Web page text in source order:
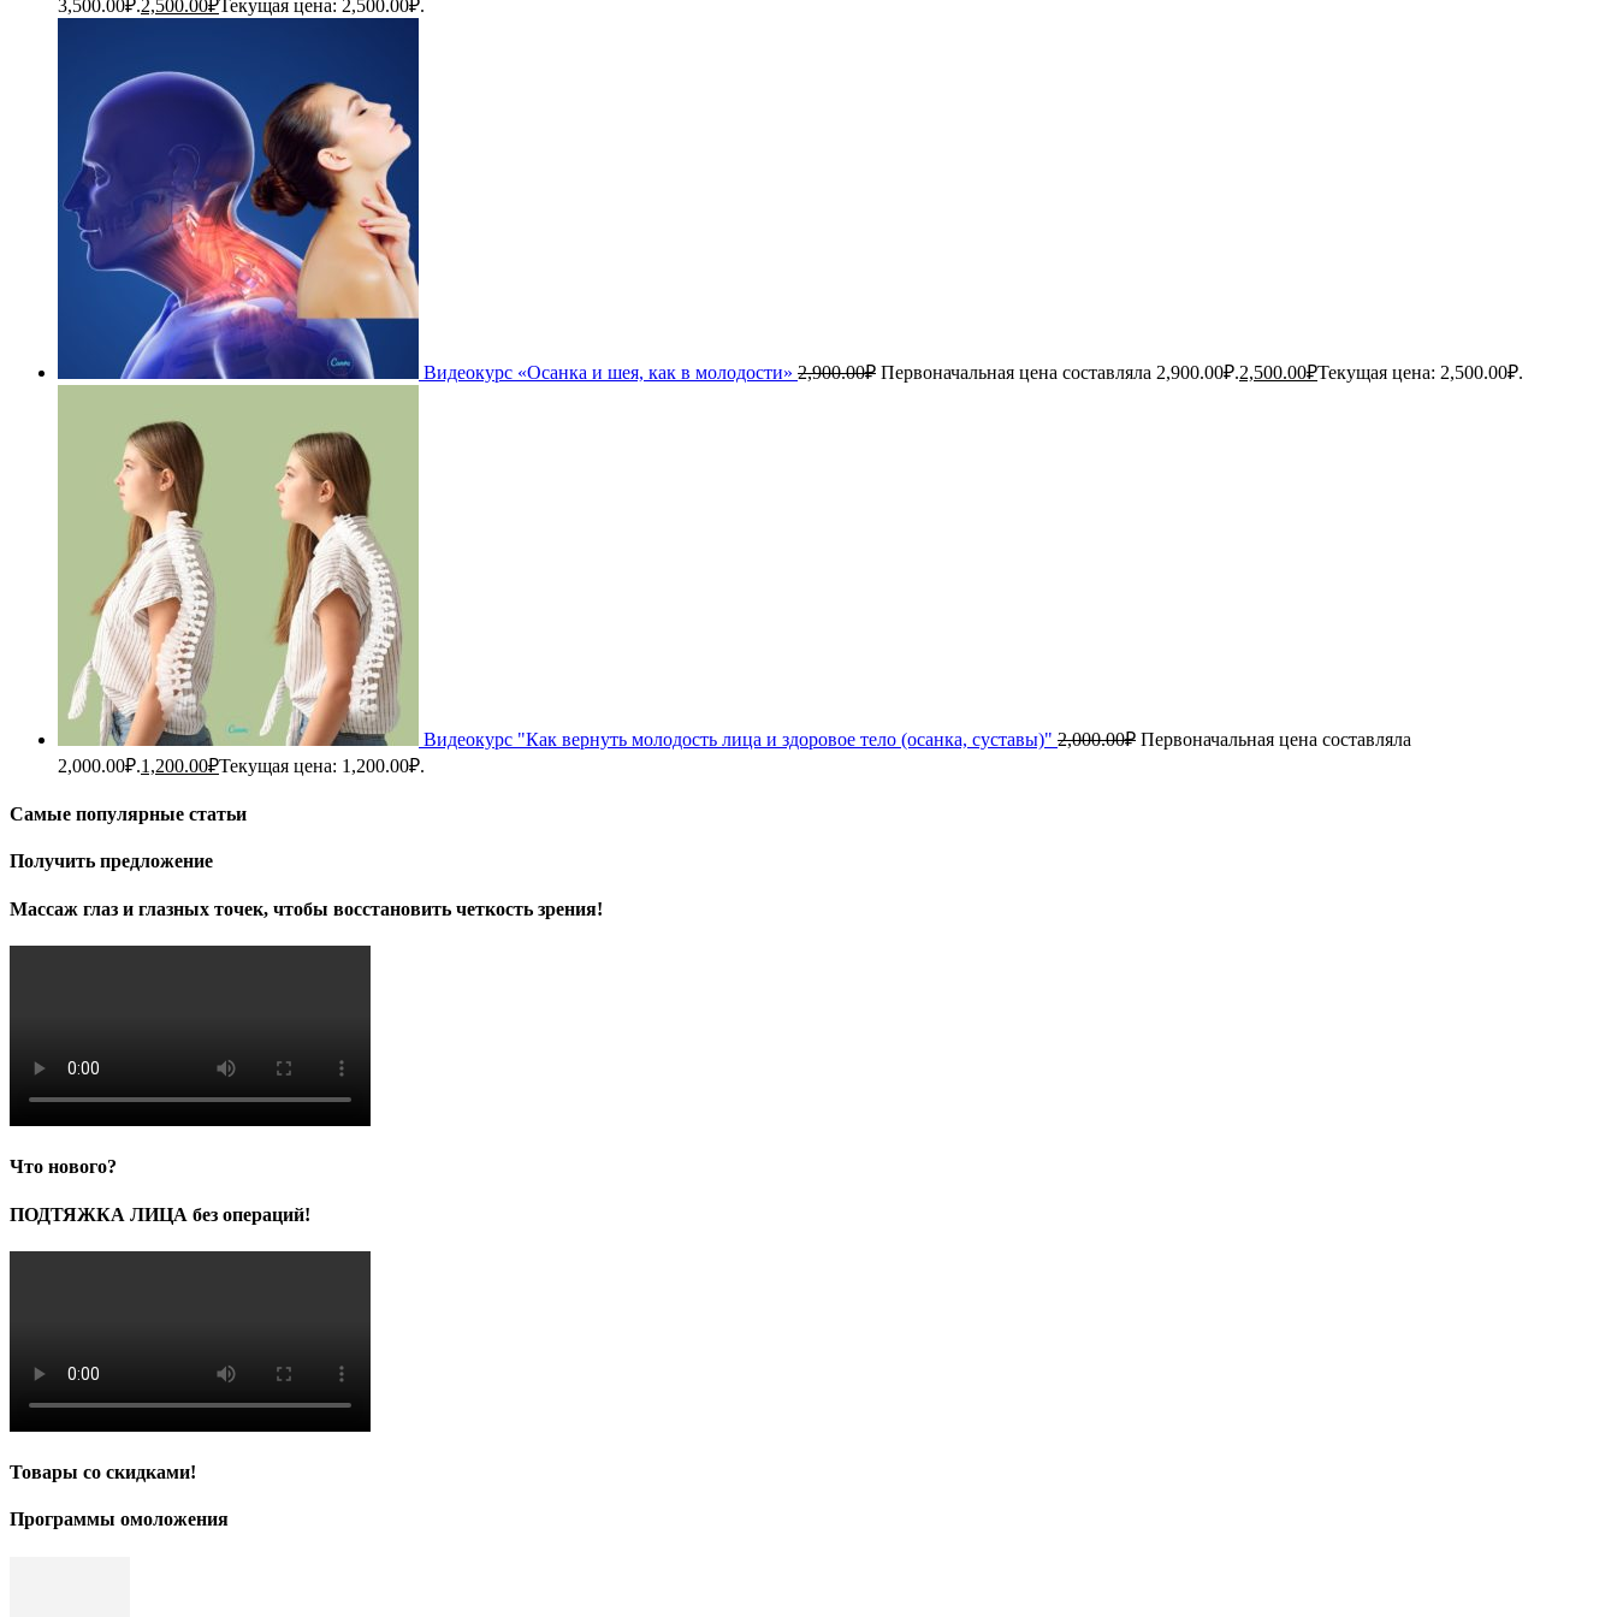
3,500.00₽.2,500.00₽Текущая цена: 2,500.00₽.
Видеокурс «Осанка и шея, как в молодости» 2,900.00₽ Первоначальная цена составляла 2,900.00₽.2,500.00₽Текущая цена: 2,500.00₽.
Видеокурс "Как вернуть молодость лица и здоровое тело (осанка, суставы)" 2,000.00₽ Первоначальная цена составляла
2,000.00₽.1,200.00₽Текущая цена: 1,200.00₽.
Самые популярные статьи
Получить предложение
Массаж глаз и глазных точек, чтобы восстановить четкость зрения!
Что нового?
ПОДТЯЖКА ЛИЦА без операций!
Товары со скидками!
Программы омоложения